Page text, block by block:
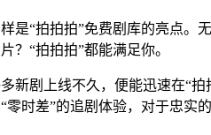
是“拍拍拍”免费剧库的亮点
？“拍拍拍”都能满足你。
新剧上线不久，便能迅速在“
时差”的追剧体验，对于忠实